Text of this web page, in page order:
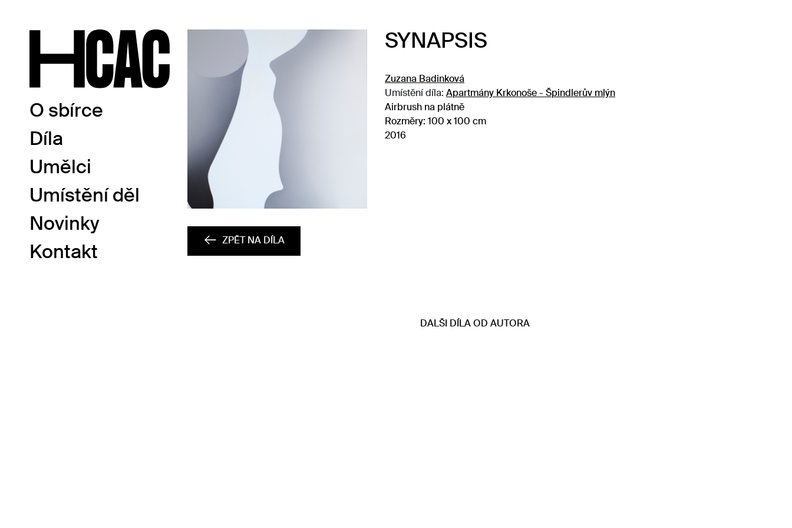
O sbírce
Díla
Umělci
Umístění děl
Novinky
Kontakt
ZPĚT NA DÍLA
SYNAPSIS
Zuzana Badinková
Umístění díla:Apartmány Krkonoše - Špindlerův mlýn
Airbrush na plátně
Rozměry:100 x 100 cm
2016
DALŠI DÍLA OD AUTORA